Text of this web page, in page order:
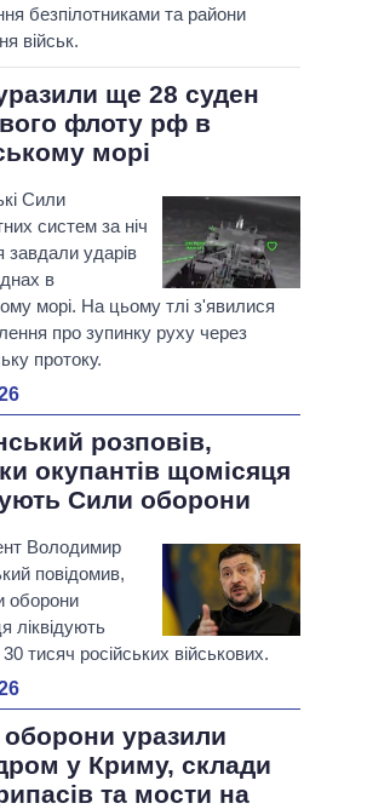
безпілотниками та райони
військ.
ще 28 суден
флоту рф в
морі
Сили
систем за ніч
завдали ударів
в
морі. На цьому тлі з'явилися
про зупинку руху через
протоку.
розповів,
окупантів щомісяця
Сили оборони
Володимир
повідомив,
оборони
ліквідують
тисяч російських військових.
уразили
у Криму, склади
та мости на